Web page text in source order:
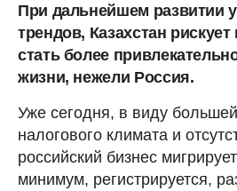
При дальнейшем развитии
трендов, Казахстан
стать более
жизни, нежели Россия.
Уже сегодня, в виду
налогового климата и
российский бизнес
минимум, регистрируется,